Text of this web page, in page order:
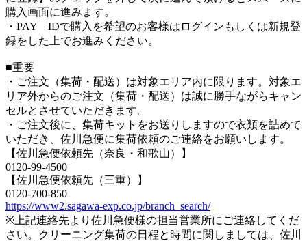
購入画面に進みます。
・PAY IDで購入を希望のお客様はログインもしくは新規登
録をした上でお進みください。
■重要
・ご注文（集荷・配送）は対象エリア内に限ります。対象エ
リア外からのご注文（集荷・配送）は誠に勝手ながらキャン
セルとさせていただきます。
・ご注文後に、集荷キットをお送りしますので衣類を詰めて
いただき、佐川急便に集荷依頼のご連絡をお願いします。
【佐川急便依頼先（奈良・和歌山）】
0120-99-4500
【佐川急便依頼先（三重）】
0120-700-850
https://www2.sagawa-exp.co.jp/branch_search/
※上記連絡先より佐川急便様の担当営業所にご連絡してくだ
さい。クリーニング集荷の日程と時間に関しましては、佐川